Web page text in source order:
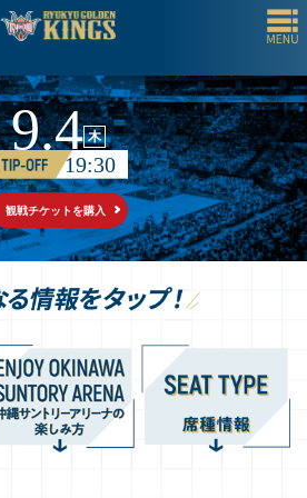
9.4 木
19:30
観戦チケットを購入